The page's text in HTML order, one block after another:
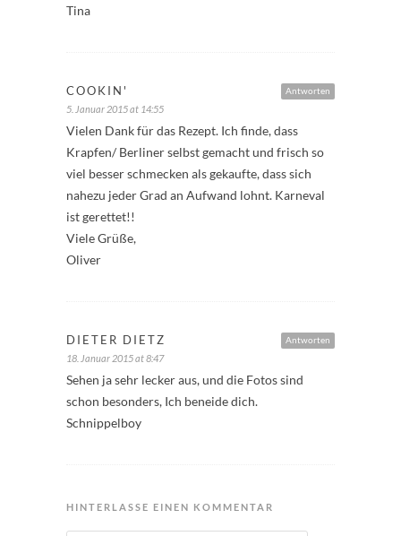
Tina
Antworten
COOKIN'
5. Januar 2015 at 14:55
Vielen Dank für das Rezept. Ich finde, dass
Krapfen/ Berliner selbst gemacht und frisch so
viel besser schmecken als gekaufte, dass sich
nahezu jeder Grad an Aufwand lohnt. Karneval
ist gerettet!!
Viele Grüße,
Oliver
Antworten
DIETER DIETZ
18. Januar 2015 at 8:47
Sehen ja sehr lecker aus, und die Fotos sind
schon besonders, Ich beneide dich.
Schnippelboy
HINTERLASSE EINEN KOMMENTAR